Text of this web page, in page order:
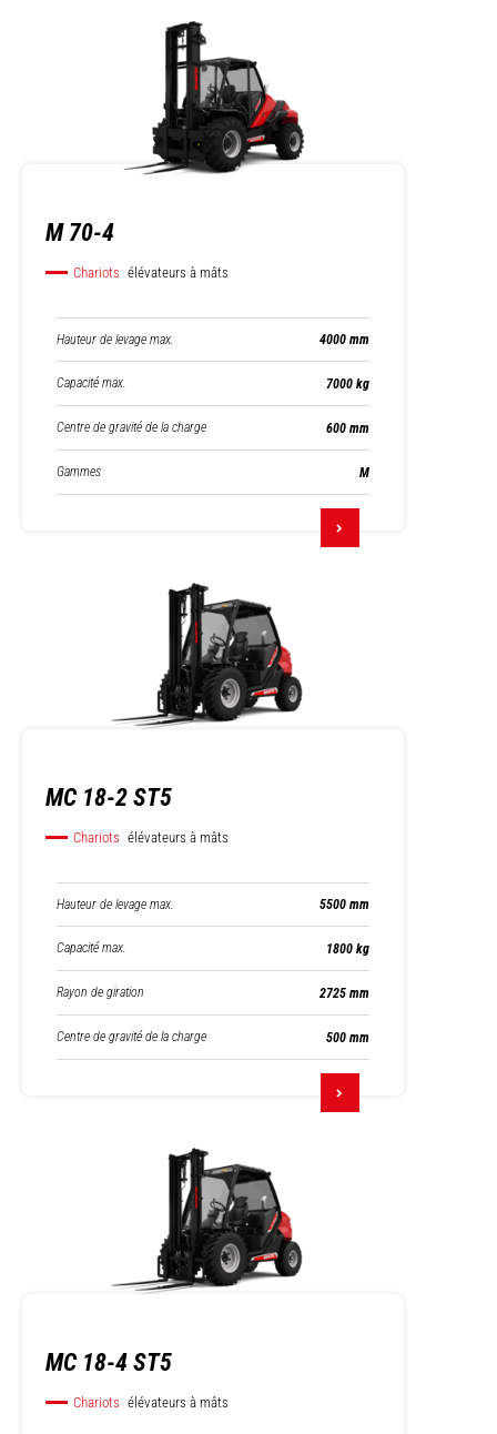
M 70-4
Chariots élévateurs à mâts
Hauteur de levage max. 4000 mm
Capacité max. 7000 kg
Centre de gravité de la charge 600 mm
Gammes M
MC 18-2 ST5
Chariots élévateurs à mâts
Hauteur de levage max. 5500 mm
Capacité max. 1800 kg
Rayon de giration 2725 mm
Centre de gravité de la charge 500 mm
MC 18-4 ST5
Chariots élévateurs à mâts